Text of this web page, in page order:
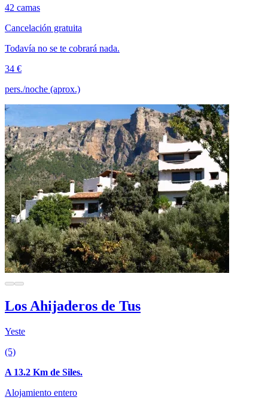
42 camas
Cancelación gratuita
Todavía no se te cobrará nada.
34 €
pers./noche (aprox.)
Los Ahijaderos de Tus
Yeste
(5)
A 13.2 Km de Siles.
Alojamiento entero